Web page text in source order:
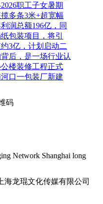
职工子女暑期
多条3米+超宽幅
润总额196亿，同
包装项目，将引
3亿，计划启动二
后，是一场行业认
楼装修工程正式
口一包装厂新建
码
Network Shanghai long
上海龙琨文化传媒有限公司